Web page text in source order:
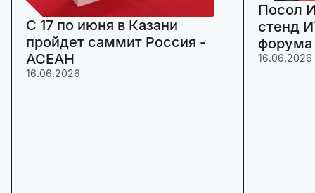
C 17 по июня в Казани
пройдет саммит Россия -
АСЕАН
16.06.2026
Посол
стенд
16.06.2026